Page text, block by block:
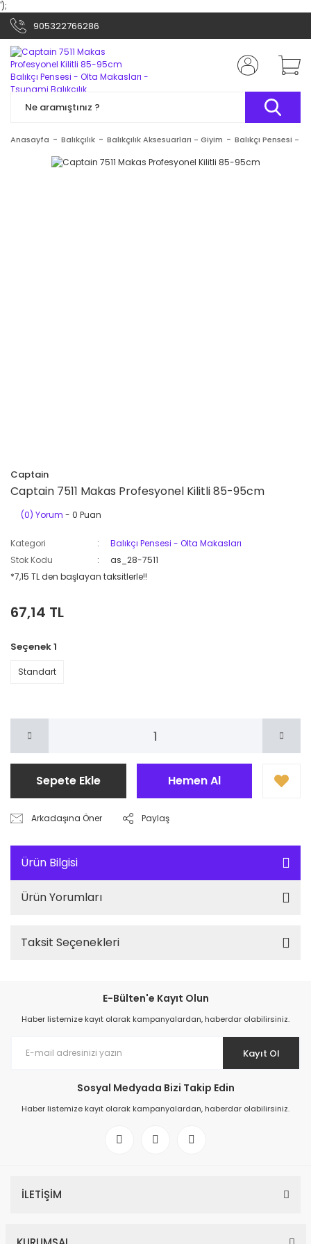
');
905322766286
Anasayfa Balıkçılık Balıkçılık Aksesuarları - Giyim Balıkçı Pensesi -
Captain
Captain 7511 Makas Profesyonel Kilitli 85-95cm
(0) Yorum - 0 Puan
Kategori
Balıkçı Pensesi - Olta Makasları
Stok Kodu
as_28-7511
*7,15 TL den başlayan taksitlerle!!
67,14 TL
Seçenek 1
Standart
Sepete Ekle Hemen Al
Arkadaşına Öner Paylaş
Ürün Bilgisi
Ürün Yorumları
Taksit Seçenekleri
E-Bülten'e Kayıt Olun
Haber listemize kayıt olarak kampanyalardan, haberdar olabilirsiniz.
Kayıt Ol
Sosyal Medyada Bizi Takip Edin
Haber listemize kayıt olarak kampanyalardan, haberdar olabilirsiniz.
İLETİŞİM